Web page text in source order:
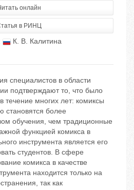
онлайн
в РИНЦ
К. В. Калитина
специалистов в области
подтверждают то, что было
течение многих лет: комиксы
становятся более
обучения, чем традиционные
функцией комикса в
инструмента является его
студентов. В сфере
комикса в качестве
находится только на
так как